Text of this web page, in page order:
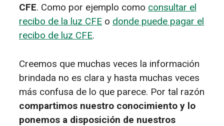
CFE. Como por ejemplo como consultar el
recibo de la luz CFE o donde puede pagar el
recibo de luz CFE.
Creemos que muchas veces la información
brindada no es clara y hasta muchas veces
más confusa de lo que parece. Por tal razón
compartimos nuestro conocimiento y lo
ponemos a disposición de nuestros